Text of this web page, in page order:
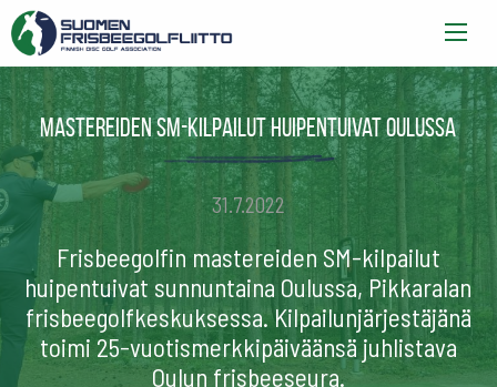
Mastereiden SM-kilpailut huipentuivat Oulussa
31.7.2022
Frisbeegolfin mastereiden SM-kilpailut
huipentuivat sunnuntaina Oulussa, Pikkaralan
frisbeegolfkeskuksessa. Kilpailunjärjestäjänä
toimi 25-vuotismerkkipäiväänsä juhlistava
Oulun frisbeeseura.